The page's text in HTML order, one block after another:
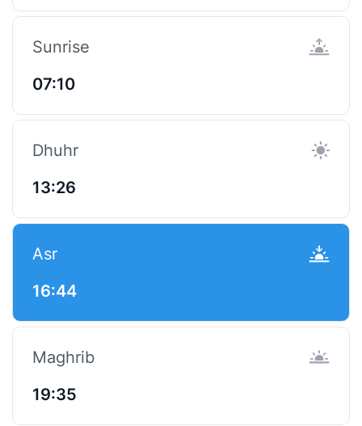
Sunrise
07:10
Dhuhr
13:26
Asr
16:44
Maghrib
19:35